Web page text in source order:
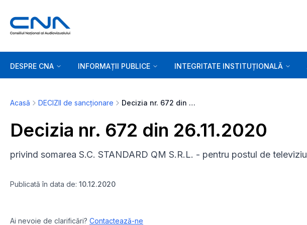
DESPRE CNA INFORMAȚII PUBLICE INTEGRITATE INSTITUȚIONALĂ
Acasă DECIZII de sancționare Decizia nr. 672 din 26.11.2020
Decizia nr. 672 din 26.11.2020
privind somarea S.C. STANDARD QM S.R.L. - pentru postul de
Publicată în data de: 10.12.2020
Ai nevoie de clarificări? Contactează-ne